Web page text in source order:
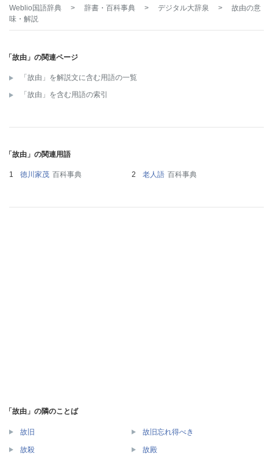
Weblio国語辞典 > 辞書・百科事典 > デジタル大辞泉 > 故由の意
味・解説
「故由」の関連ページ
「故由」を解説文に含む用語の一覧
「故由」を含む用語の索引
「故由」の関連用語
徳川家茂 百科事典 老人語 百科事典
「故由」の隣のことば
故旧 故旧忘れ得べき
故殺 故殿